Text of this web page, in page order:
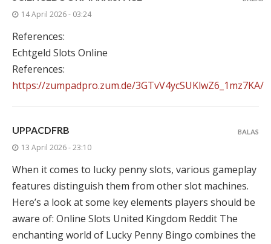
14 April 2026 - 03:24
References:
Echtgeld Slots Online
References:
https://zumpadpro.zum.de/3GTvV4ycSUKlwZ6_1mz7KA/
UPPACDFRB
13 April 2026 - 23:10
When it comes to lucky penny slots, various gameplay
features distinguish them from other slot machines.
Here’s a look at some key elements players should be
aware of: Online Slots United Kingdom Reddit The
enchanting world of Lucky Penny Bingo combines the
BALAS